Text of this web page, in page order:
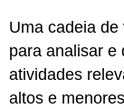
Uma cadeia
para analisar e
atividades
altos e